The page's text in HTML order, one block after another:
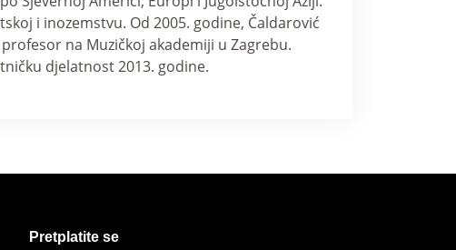
i inozemstvu. Od 2005. godine, Čaldarović
na Muzičkoj akademiji u Zagrebu.
djelatnost 2013. godine.
Pretplatite se